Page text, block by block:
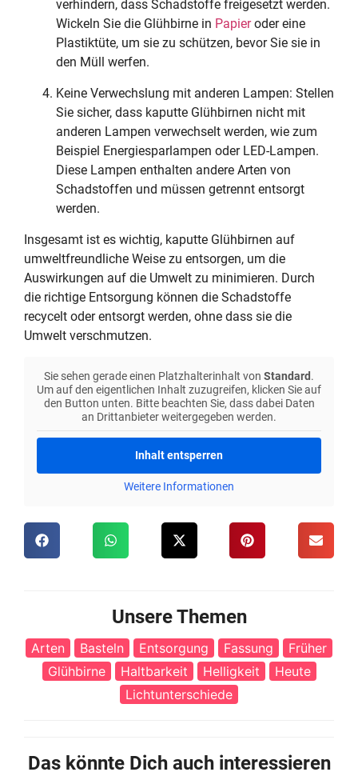
verhindern, dass Schadstoffe freigesetzt werden.
Wickeln Sie die Glühbirne in Papieroder eine
Plastiktüte, um sie zu schützen, bevor Sie sie in
den Müll werfen.
Keine Verwechslung mit anderen Lampen: Stellen
Sie sicher, dass kaputte Glühbirnen nicht mit
anderen Lampen verwechselt werden, wie zum
Beispiel Energiesparlampen oder LED-Lampen.
Diese Lampen enthalten andere Arten von
Schadstoffen und müssen getrennt entsorgt
werden.
Insgesamt ist es wichtig, kaputte Glühbirnen auf
umweltfreundliche Weise zu entsorgen, um die
Auswirkungen auf die Umwelt zu minimieren. Durch
die richtige Entsorgung können die Schadstoffe
recycelt oder entsorgt werden, ohne dass sie die
Umwelt verschmutzen.
Sie sehen gerade einen Platzhalterinhalt von Standard.
Um auf den eigentlichen Inhalt zuzugreifen, klicken Sie auf
den Button unten. Bitte beachten Sie, dass dabei Daten
an Drittanbieter weitergegeben werden.
Inhalt entsperren
Weitere Informationen
Unsere Themen
Arten Basteln Entsorgung Fassung
Früher
Glühbirne
Haltbarkeit Helligkeit
Heute
Lichtunterschiede
Das könnte Dich auch interessieren